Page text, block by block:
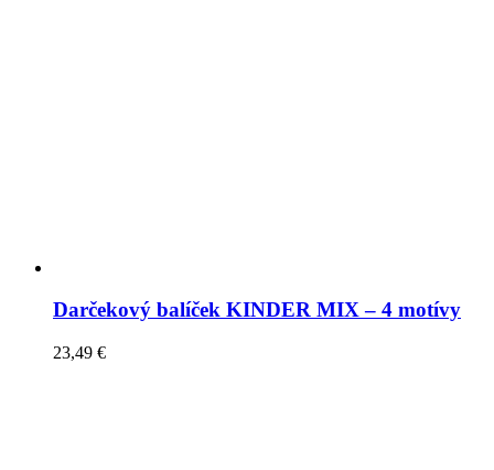
Darčekový balíček KINDER MIX – 4 motívy
23,49 €